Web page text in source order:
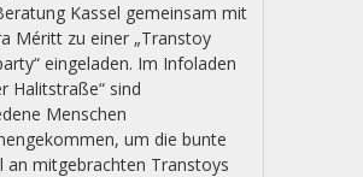
Kassel gemeinsam mit
Méritt zu einer „Transtoy
eingeladen. Im Infoladen
Halitstraße“ sind
Menschen
um die bunte
an mitgebrachten Transtoys